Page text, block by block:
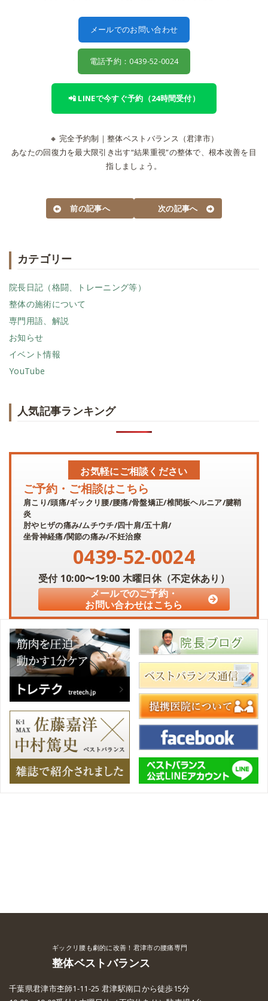
メールでのお問い合わせ
電話予約：0439-52-0024
📲 LINEで今すぐ予約（24時間受付）
🔸 完全予約制｜整体ベストバランス（君津市）
あなたの回復力を最大限引き出す“結果重視”の整体で、根本改善を目
指しましょう。
前の記事へ 次の記事へ
カテゴリー
院長日記（格闘、トレーニング等）
整体の施術について
専門用語、解説
お知らせ
イベント情報
YouTube
人気記事ランキング
お気軽にご相談ください
ご予約・ご相談はこちら
肩こり/頭痛/ギックリ腰/腰痛/骨盤矯正/椎間板ヘルニア/腱鞘
炎
肘やヒザの痛み/ムチウチ/四十肩/五十肩/
坐骨神経痛/関節の痛み/不妊治療
0439-52-0024
受付 10:00〜19:00 木曜日休（不定休あり）
メールでのご予約・
お問い合わせはこちら
ギックリ腰も劇的に改善！君津市の腰痛専門
整体ベストバランス
千葉県君津市杢師1-11-25 君津駅南口から徒歩15分